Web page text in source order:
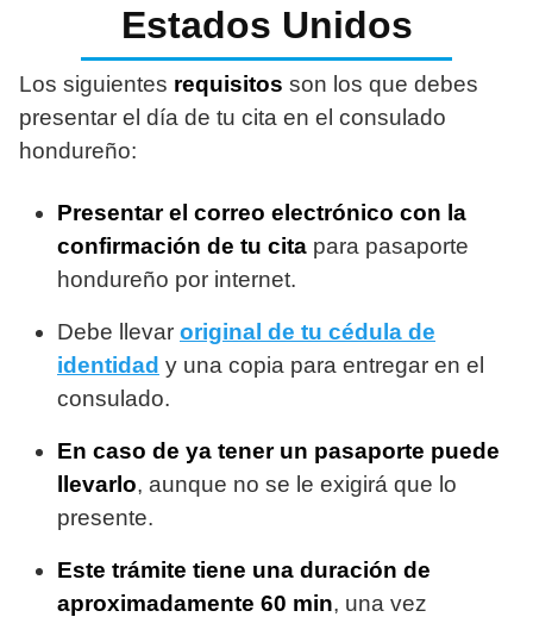
Estados Unidos
Los siguientes requisitos son los que debes
presentar el día de tu cita en el consulado
hondureño:
Presentar el correo electrónico con la
confirmación de tu cita para pasaporte
hondureño por internet.
Debe llevar original de tu cédula de
identidad y una copia para entregar en el
consulado.
En caso de ya tener un pasaporte puede
llevarlo, aunque no se le exigirá que lo
presente.
Este trámite tiene una duración de
aproximadamente 60 min, una vez